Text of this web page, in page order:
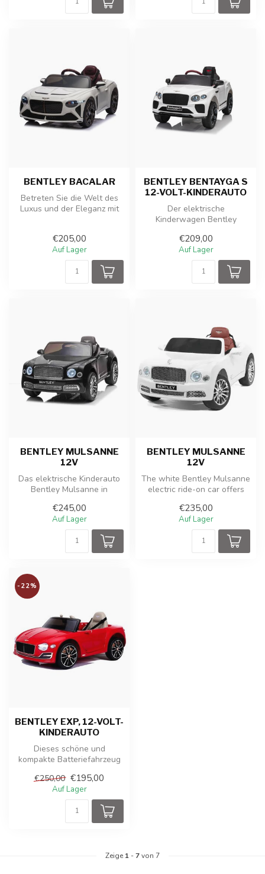
BENTLEY BACALAR
Betreten Sie die Welt des
Luxus und der Eleganz mit
€205,00
Auf Lager
BENTLEY BENTAYGA S
12-VOLT-KINDERAUTO
Der elektrische
Kinderwagen Bentley
Mini-SUV mit r...
€209,00
Auf Lager
BENTLEY MULSANNE
12V
Das elektrische Kinderauto
Bentley Mulsanne in
bietet Kin...
€245,00
Auf Lager
BENTLEY MULSANNE
12V
The white Bentley Mulsanne
electric ride-on car offers
€235,00
Auf Lager
-22%
BENTLEY EXP, 12-VOLT-
KINDERAUTO
Dieses schöne und
kompakte Batteriefahrzeug
hergestel...
€250,00 €195,00
Auf Lager
Zeige 1 -7von 7